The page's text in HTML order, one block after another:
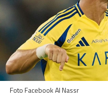
Foto Facebook Al Nassr